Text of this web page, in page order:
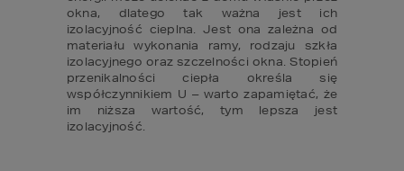
okna, dlatego tak ważna jest ich
izolacyjność cieplna. Jest ona zależna od
materiału wykonania ramy, rodzaju szkła
izolacyjnego oraz szczelności okna. Stopień
przenikalności ciepła określa się
współczynnikiem U – warto zapamiętać, że
im niższa wartość, tym lepsza jest
izolacyjność.